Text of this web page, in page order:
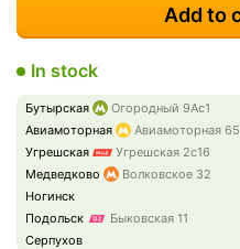
Add to
In stock
Бутырская Огородный 9Ас1
Авиамоторная
Авиамоторная
Угрешская
Угрешская 2с16
Медведково
Волковское 32
Ногинск
Подольск
Быковская 11
Серпухов